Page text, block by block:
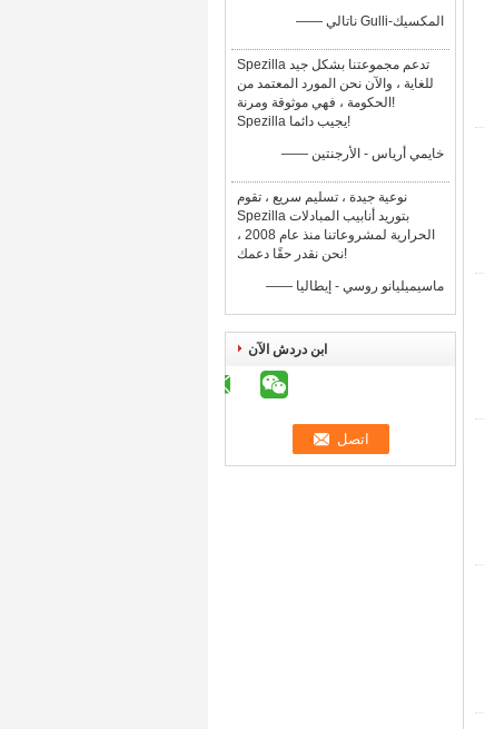
—— ناتالي Gulli-المكسيك
Spezilla تدعم مجموعتنا بشكل جيد
للغاية ، والآن نحن المورد المعتمد من
الحكومة ، فهي موثوقة ومرنة!
Spezilla يجيب دائما!
—— خايمي أرياس - الأرجنتين
نوعية جيدة ، تسليم سريع ، تقوم
Spezilla بتوريد أنابيب المبادلات
الحرارية لمشروعاتنا منذ عام 2008 ،
نحن نقدر حقًا دعمك!
—— ماسيميليانو روسي - إيطاليا
ابن دردش الآن